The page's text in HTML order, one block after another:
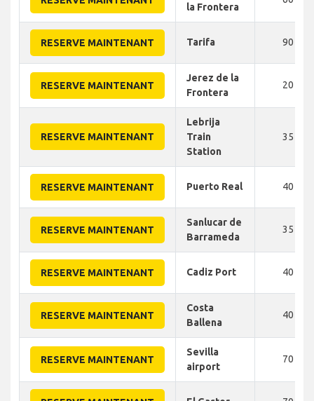
la Frontera
RESERVE MAINTENANT Tarifa 90
RESERVE MAINTENANT
Jerez de la
Frontera
20
RESERVE MAINTENANT
Lebrija
Train
Station
35
RESERVE MAINTENANT Puerto Real 40
RESERVE MAINTENANT
Sanlucar de
Barrameda
35
RESERVE MAINTENANT Cadiz Port 40
RESERVE MAINTENANT
Costa
Ballena
40
RESERVE MAINTENANT
Sevilla
airport
70